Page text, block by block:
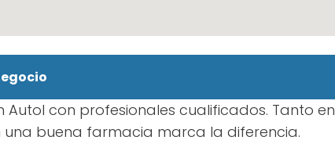
con profesionales cualificados. Tanto en
buena farmacia marca la diferencia.